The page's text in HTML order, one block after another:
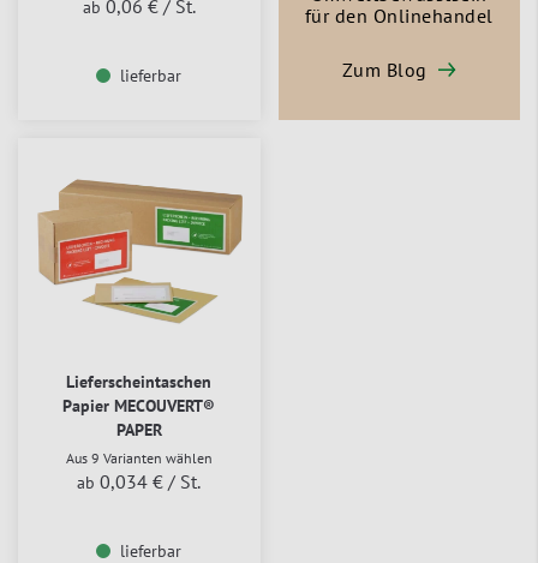
ab 0,06 € / St.
lieferbar
für den Onlinehandel
Zum Blog
Lieferscheintaschen
Papier MECOUVERT®
PAPER
Aus 9 Varianten wählen
ab 0,034 € / St.
lieferbar